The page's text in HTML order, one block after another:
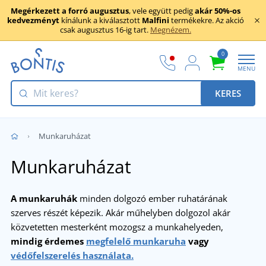
Megérkezett a forró augusztus, vele együtt pedigakár 50%-os
kedvezményt kínálunk a kiválasztott Malfini termékekre. Az akció
csak augusztus 16-ig tart. Megnézem.
0
MENU
KERES
Munkaruházat
Munkaruházat
A munkaruhák minden dolgozó ember ruhatárának
szerves részét képezik. Akár műhelyben dolgozol akár
közvetetten mesterként mozogsz a munkahelyeden,
mindig érdemes megfelelő munkaruha vagy
védőfelszerelés használata.